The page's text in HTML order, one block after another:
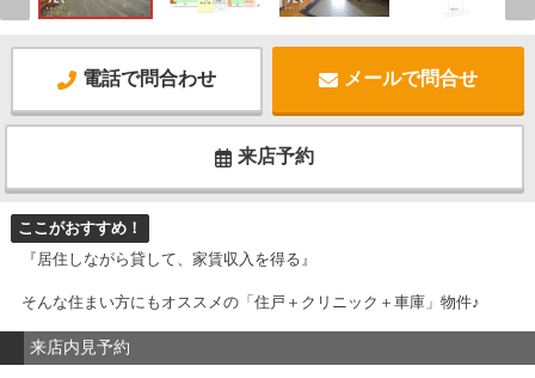
電話で問合わせ メールで問合せ
来店予約
ここがおすすめ！
『居住しながら貸して、家賃収入を得る』
そんな住まい方にもオススメの「住戸＋クリニック＋車庫」物件♪
来店内見予約